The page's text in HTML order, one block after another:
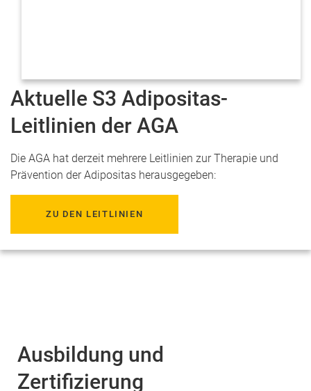
Aktuelle S3 Adipositas-
Leitlinien der AGA
Die AGA hat derzeit mehrere Leitlinien zur Therapie und
Prävention der Adipositas herausgegeben:
ZU DEN LEITLINIEN
Ausbildung und
Zertifizierung